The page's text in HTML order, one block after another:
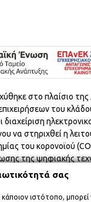
στο πλαίσιο
του
διαχείριση
να στηριχθεί η
του κορονοϊού
της ψηφιακής
τους και
σας
ιστότοπο, μπορεί